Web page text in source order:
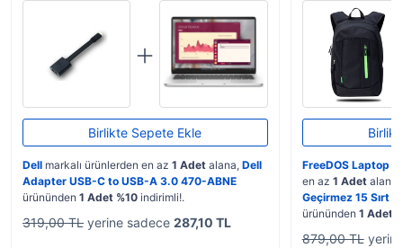
Birlikte Sepete Ekle
Dell markalı ürünlerden en az 1 Adet alana, Dell
Adapter USB-C to USB-A 3.0 470-ABNE
ürününden 1 Adet %10 indirimli!.
319,00 TL yerine sadece 287,10 TL
FreeDOS Laptop
en az 1 Adetalana,
Geçirmez 15 Sırt
ürününden 1 Adet
879,00 TL